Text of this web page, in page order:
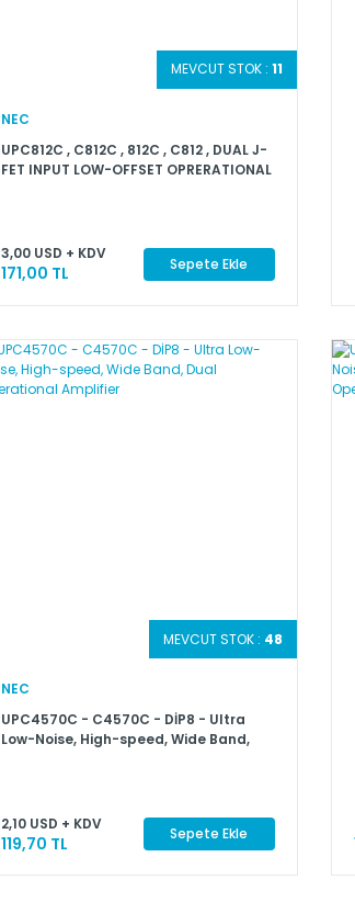
MEVCUT STOK : 11
NEC
UPC812C , C812C , 812C , C812 , DUAL J-
FET INPUT LOW-OFFSET OPRERATIONAL
3,00 USD + KDV
171,00 TL Sepete Ekle
MEVCUT STOK : 48
NEC
UPC4570C - C4570C - DİP8 - Ultra
Low-Noise, High-speed, Wide Band,
2,10 USD + KDV
119,70 TL Sepete Ekle